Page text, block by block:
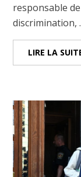
responsable
discrimination,
LIRE LA